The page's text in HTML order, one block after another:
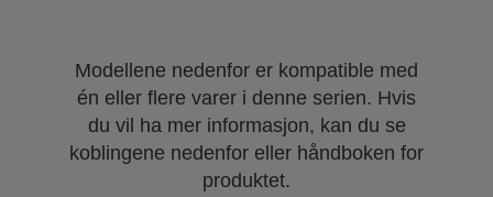
Modellene nedenfor er kompatible med
én eller flere varer i denne serien. Hvis
du vil ha mer informasjon, kan du se
koblingene nedenfor eller håndboken for
produktet.